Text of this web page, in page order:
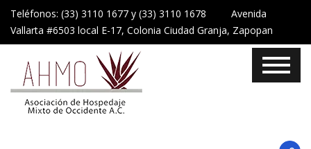
Teléfonos: (33) 3110 1677 y (33) 3110 1678 Avenida
Vallarta #6503 local E-17, Colonia Ciudad Granja, Zapopan